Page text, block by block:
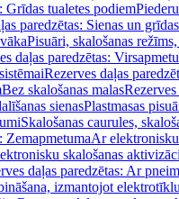
Grīdas tualetes podiem
paredzētas: Sienas un
Pisuāri, skalošanas
daļas paredzētas:
Rezerves daļas
Bez skalošanas malas
sienasPlastmasas
Skalošanas caurules,
ZemapmetumaAr
skalošanas
daļas paredzētas: Ar
izmantojot elektrotīklu